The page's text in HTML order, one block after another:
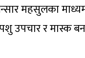
महसुलका
उपचार र मास्क